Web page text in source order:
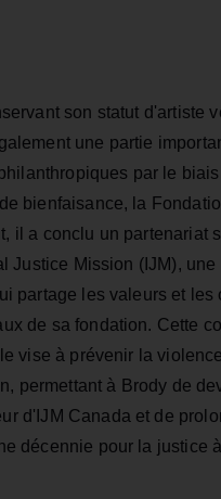
son statut d'artiste
une partie
par le
bienfaisance, la
il a conclu un partenariat
Justice Mission (IJM),
partage les valeurs et les
de sa fondation. Cette
vise à prévenir la
permettant à Brody de
d'IJM Canada et de
décennie pour la justice